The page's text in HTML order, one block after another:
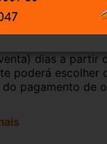
dias a
poderá
pagamento